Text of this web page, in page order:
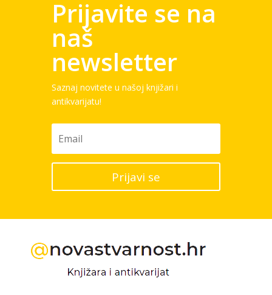
Prijavite se na
naš
newsletter
Saznaj novitete u našoj knjižari i
antikvarijatu!
Prijavi se